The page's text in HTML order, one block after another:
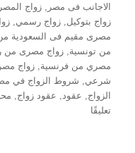
الاجانب فى مصر
,زواج
زواج بتوكيل ,زواج رسمي ,
مصرى مقيم فى السعودية
من تونسية ,زواج مصرى من
مصري من فرنسية ,زواج
شرعي
شروط الزواج في
الزواج
عقود عقود زواج
تعليقًا